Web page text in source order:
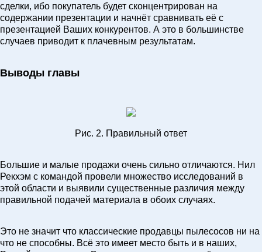
сделки, ибо покупатель будет сконцентрирован на
содержании презентации и начнёт сравнивать её с
презентацией Ваших конкурентов. А это в большинстве
случаев приводит к плачевным результатам.
Выводы главы
Рис. 2. Правильный ответ
Большие и малые продажи очень сильно отличаются. Нил
Рекхэм с командой провели множество исследований в
этой области и выявили существенные различия между
правильной подачей материала в обоих случаях.
Это не значит что классические продавцы пылесосов ни на
что не способны. Всё это имеет место быть и в наших,